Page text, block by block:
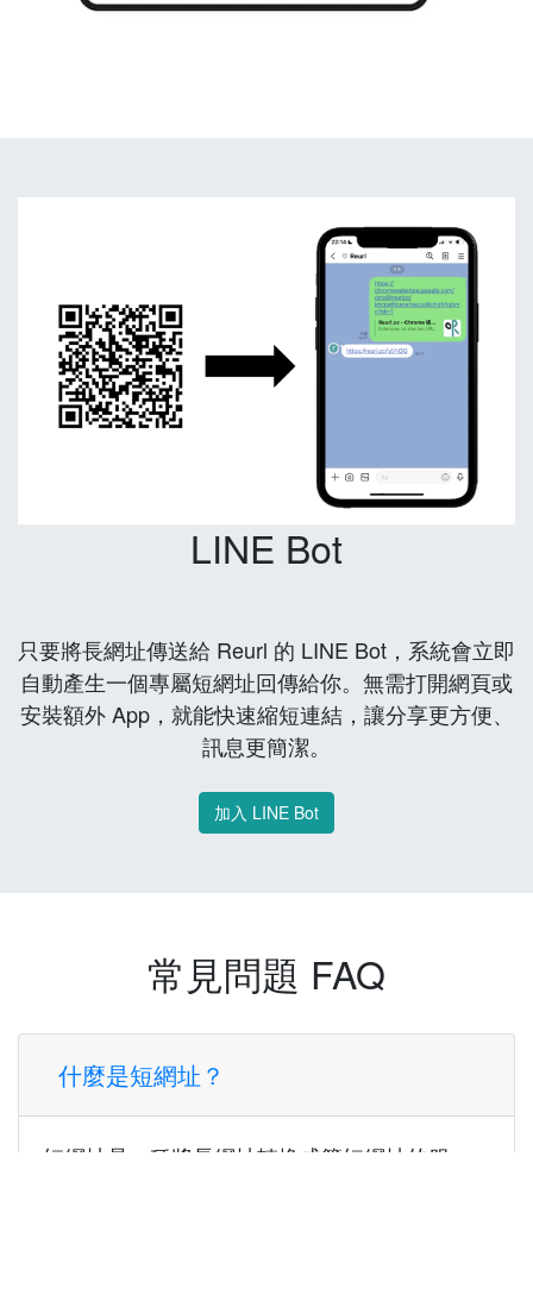
LINE Bot
只要將長網址傳送給 Reurl 的 LINE Bot，系統會立即
自動產生一個專屬短網址回傳給你。無需打開網頁或
安裝額外 App，就能快速縮短連結，讓分享更方便、
訊息更簡潔。
加入 LINE Bot
常見問題 FAQ
什麼是短網址？
短網址是一種將長網址轉換成簡短網址的服